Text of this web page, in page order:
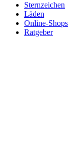
Sternzeichen
Läden
Online-Shops
Ratgeber